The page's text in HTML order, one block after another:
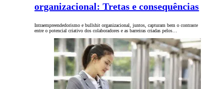
organizacional: Tretas e consequências
Intraempreendedorismo e bullshit organizacional, juntos, capturam bem o contraste
entre o potencial criativo dos colaboradores e as barreiras criadas pelos…